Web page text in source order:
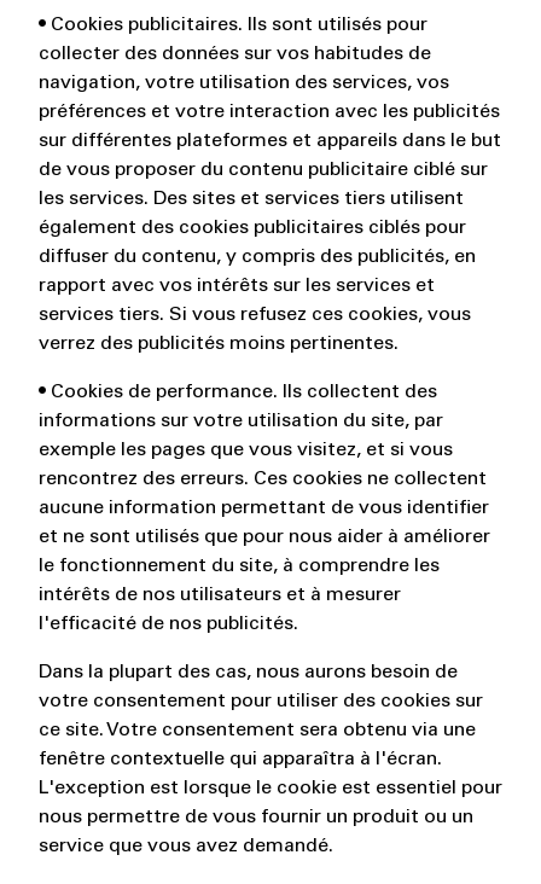
• Cookies publicitaires. Ils sont utilisés pour
collecter des données sur vos habitudes de
navigation, votre utilisation des services, vos
préférences et votre interaction avec les publicités
sur différentes plateformes et appareils dans le but
de vous proposer du contenu publicitaire ciblé sur
les services. Des sites et services tiers utilisent
également des cookies publicitaires ciblés pour
diffuser du contenu, y compris des publicités, en
rapport avec vos intérêts sur les services et
services tiers. Si vous refusez ces cookies, vous
verrez des publicités moins pertinentes.
• Cookies de performance. Ils collectent des
informations sur votre utilisation du site, par
exemple les pages que vous visitez, et si vous
rencontrez des erreurs. Ces cookies ne collectent
aucune information permettant de vous identifier
et ne sont utilisés que pour nous aider à améliorer
le fonctionnement du site, à comprendre les
intérêts de nos utilisateurs et à mesurer
l'efficacité de nos publicités.
Dans la plupart des cas, nous aurons besoin de
votre consentement pour utiliser des cookies sur
ce site. Votre consentement sera obtenu via une
fenêtre contextuelle qui apparaîtra à l'écran.
L'exception est lorsque le cookie est essentiel pour
nous permettre de vous fournir un produit ou un
service que vous avez demandé.